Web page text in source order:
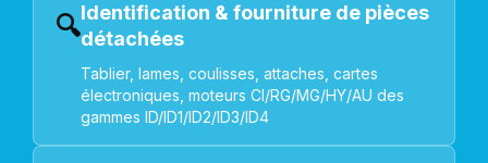
🔍Identification & fourniture de pièces
détachées
Tablier, lames, coulisses, attaches, cartes
électroniques, moteurs CI/RG/MG/HY/AU des
gammes ID/ID1/ID2/ID3/ID4